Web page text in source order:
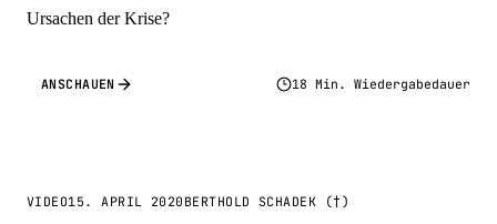
Ursachen der Krise?
ANSCHAUEN 18 Min. Wiedergabedauer
VIDEO15. APRIL 2020 BERTHOLD SCHADEK (†)